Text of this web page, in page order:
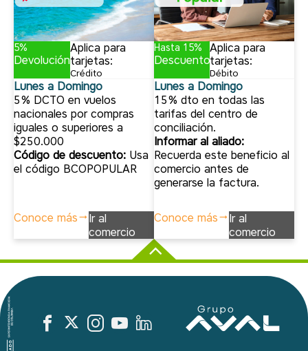
5%
Devolución
Aplica para
tarjetas:
Crédito
Lunes a Domingo
5% DCTO en vuelos
nacionales por compras
iguales o superiores a
$250.000
Código de descuento: Usa
el código BCOPOPULAR
Conoce más
Ir al
comercio
Hasta 15%
Descuento
Aplica para
tarjetas:
Débito
Lunes a Domingo
15% dto en todas las
tarifas del centro de
conciliación.
Informar al aliado:
Recuerda este beneficio al
comercio antes de
generarse la factura.
Conoce más
Ir al
comercio